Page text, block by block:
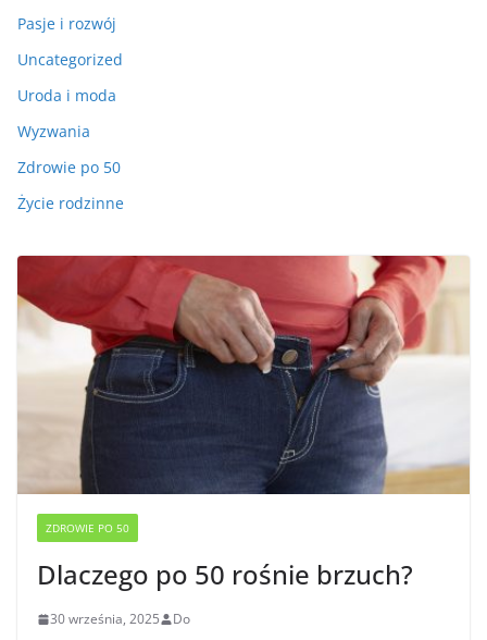
Pasje i rozwój
Uncategorized
Uroda i moda
Wyzwania
Zdrowie po 50
Życie rodzinne
ZDROWIE PO 50
Dlaczego po 50 rośnie brzuch?
30 września, 2025 Do